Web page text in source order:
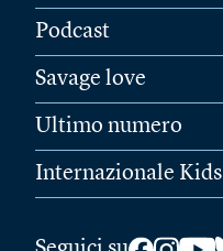
Podcast
Savage love
Ultimo numero
Internazionale Kids